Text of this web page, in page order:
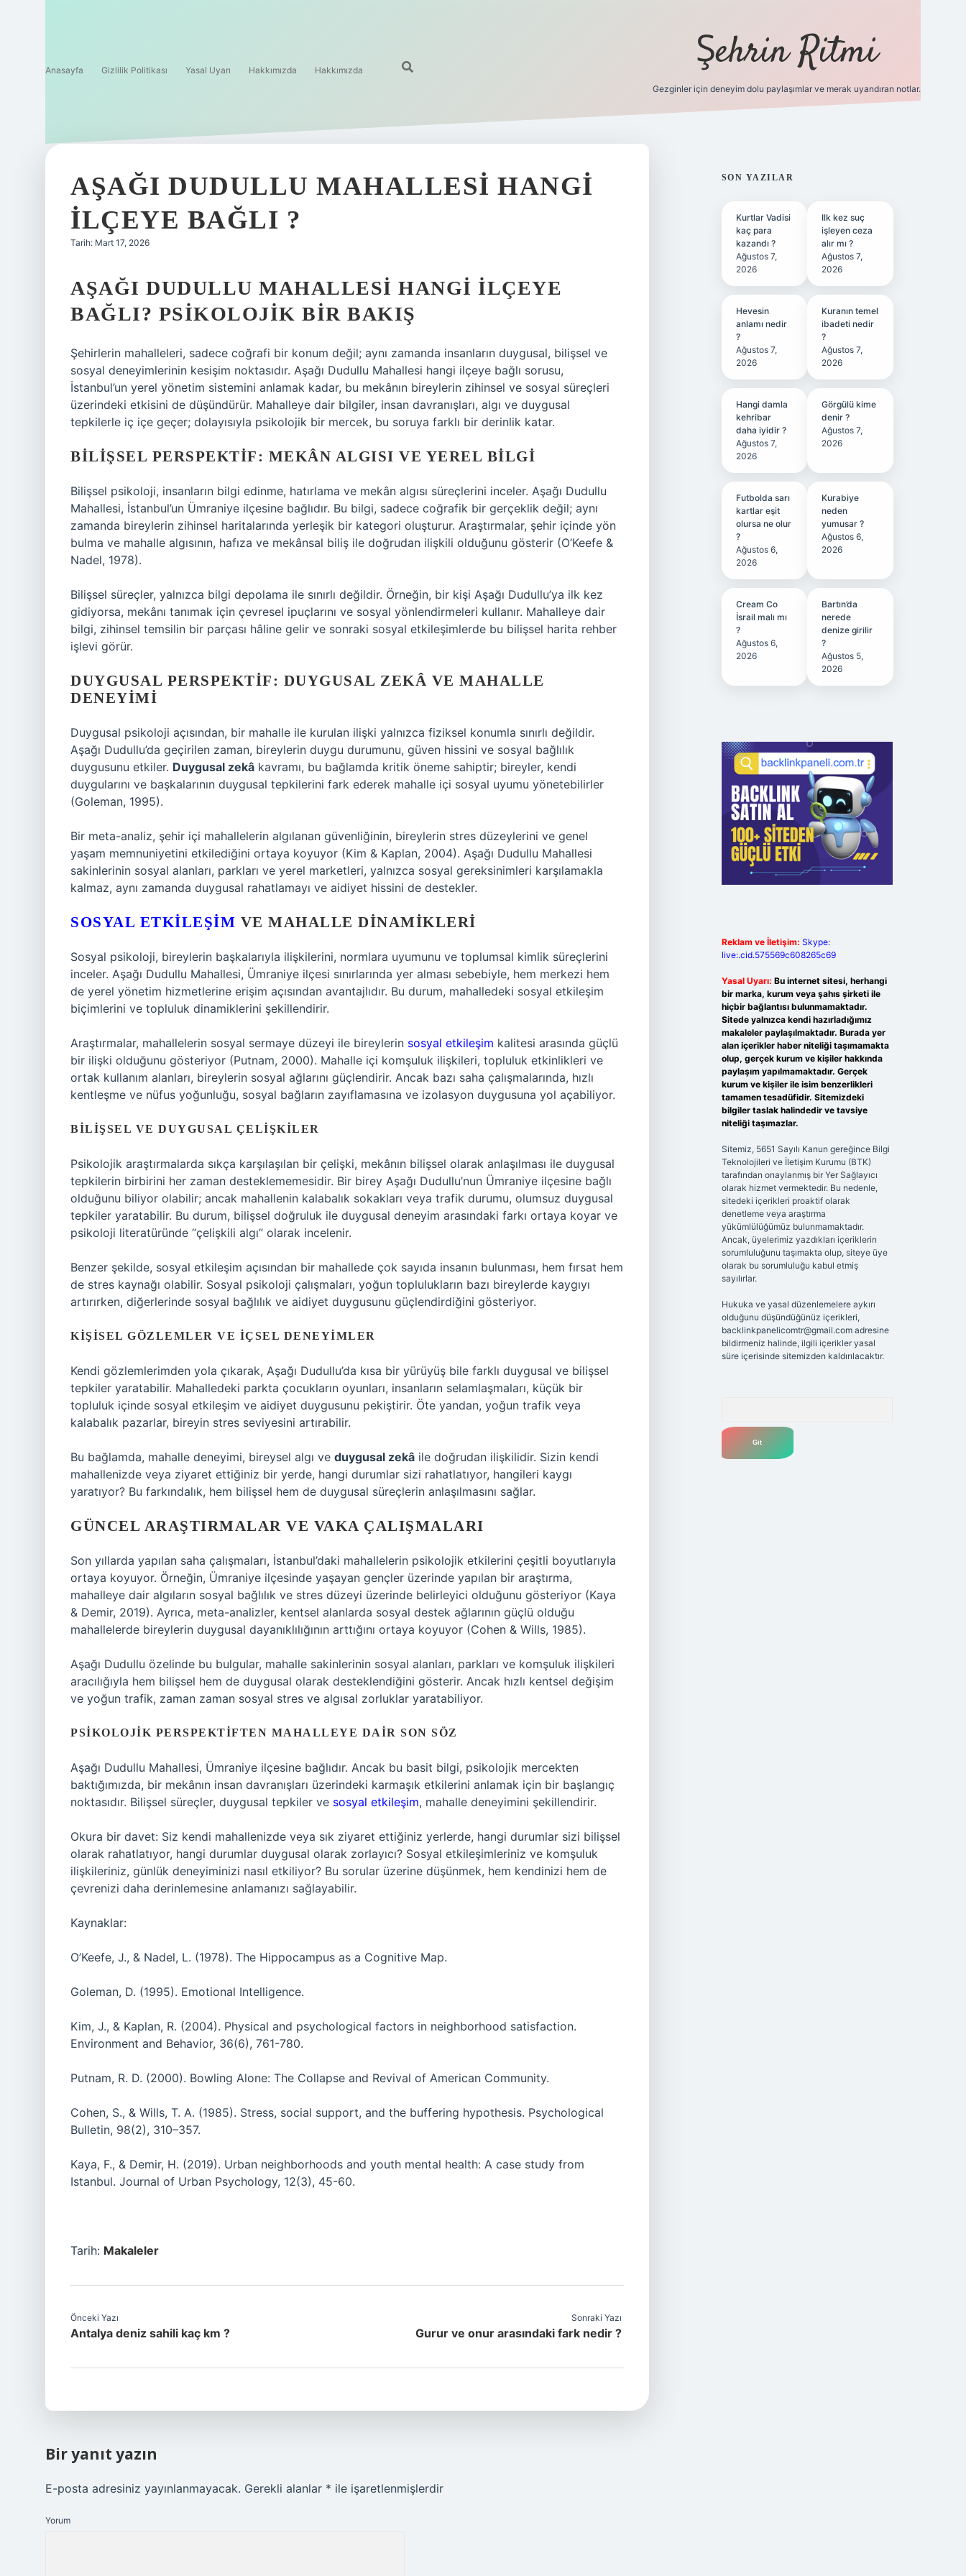
Anasayfa Gizlilik Politikası Yasal Uyarı Hakkımızda Hakkımızda Şehrin Ritmi
Gezginler için deneyim dolu paylaşımlar ve merak uyandıran notlar.
AŞAĞI DUDULLU MAHALLESI HANGI
ILÇEYE BAĞLI ?
Tarih: Mart 17, 2026
AŞAĞI DUDULLU MAHALLESI HANGI İLÇEYE
BAĞLI? PSIKOLOJIK BIR BAKIŞ
Şehirlerin mahalleleri, sadece coğrafi bir konum değil; aynı zamanda insanların duygusal, bilişsel ve
sosyal deneyimlerinin kesişim noktasıdır. Aşağı Dudullu Mahallesi hangi ilçeye bağlı sorusu,
İstanbul’un yerel yönetim sistemini anlamak kadar, bu mekânın bireylerin zihinsel ve sosyal süreçleri
üzerindeki etkisini de düşündürür. Mahalleye dair bilgiler, insan davranışları, algı ve duygusal
tepkilerle iç içe geçer; dolayısıyla psikolojik bir mercek, bu soruya farklı bir derinlik katar.
BILIŞSEL PERSPEKTIF: MEKÂN ALGISI VE YEREL BILGI
Bilişsel psikoloji, insanların bilgi edinme, hatırlama ve mekân algısı süreçlerini inceler. Aşağı Dudullu
Mahallesi, İstanbul’un Ümraniye ilçesine bağlıdır. Bu bilgi, sadece coğrafik bir gerçeklik değil; aynı
zamanda bireylerin zihinsel haritalarında yerleşik bir kategori oluşturur. Araştırmalar, şehir içinde yön
bulma ve mahalle algısının, hafıza ve mekânsal biliş ile doğrudan ilişkili olduğunu gösterir (O’Keefe &
Nadel, 1978).
Bilişsel süreçler, yalnızca bilgi depolama ile sınırlı değildir. Örneğin, bir kişi Aşağı Dudullu’ya ilk kez
gidiyorsa, mekânı tanımak için çevresel ipuçlarını ve sosyal yönlendirmeleri kullanır. Mahalleye dair
bilgi, zihinsel temsilin bir parçası hâline gelir ve sonraki sosyal etkileşimlerde bu bilişsel harita rehber
işlevi görür.
DUYGUSAL PERSPEKTIF: DUYGUSAL ZEKÂ VE MAHALLE
DENEYIMI
Duygusal psikoloji açısından, bir mahalle ile kurulan ilişki yalnızca fiziksel konumla sınırlı değildir.
Aşağı Dudullu’da geçirilen zaman, bireylerin duygu durumunu, güven hissini ve sosyal bağlılık
duygusunu etkiler. Duygusal zekâ kavramı, bu bağlamda kritik öneme sahiptir; bireyler, kendi
duygularını ve başkalarının duygusal tepkilerini fark ederek mahalle içi sosyal uyumu yönetebilirler
(Goleman, 1995).
Bir meta-analiz, şehir içi mahallelerin algılanan güvenliğinin, bireylerin stres düzeylerini ve genel
yaşam memnuniyetini etkilediğini ortaya koyuyor (Kim & Kaplan, 2004). Aşağı Dudullu Mahallesi
sakinlerinin sosyal alanları, parkları ve yerel marketleri, yalnızca sosyal gereksinimleri karşılamakla
kalmaz, aynı zamanda duygusal rahatlamayı ve aidiyet hissini de destekler.
SOSYAL ETKILEŞIM VE MAHALLE DINAMIKLERI
Sosyal psikoloji, bireylerin başkalarıyla ilişkilerini, normlara uyumunu ve toplumsal kimlik süreçlerini
inceler. Aşağı Dudullu Mahallesi, Ümraniye ilçesi sınırlarında yer alması sebebiyle, hem merkezi hem
de yerel yönetim hizmetlerine erişim açısından avantajlıdır. Bu durum, mahalledeki sosyal etkileşim
biçimlerini ve topluluk dinamiklerini şekillendirir.
Araştırmalar, mahallelerin sosyal sermaye düzeyi ile bireylerin sosyal etkileşim kalitesi arasında güçlü
bir ilişki olduğunu gösteriyor (Putnam, 2000). Mahalle içi komşuluk ilişkileri, topluluk etkinlikleri ve
ortak kullanım alanları, bireylerin sosyal ağlarını güçlendirir. Ancak bazı saha çalışmalarında, hızlı
kentleşme ve nüfus yoğunluğu, sosyal bağların zayıflamasına ve izolasyon duygusuna yol açabiliyor.
BILIŞSEL VE DUYGUSAL ÇELIŞKILER
Psikolojik araştırmalarda sıkça karşılaşılan bir çelişki, mekânın bilişsel olarak anlaşılması ile duygusal
tepkilerin birbirini her zaman desteklememesidir. Bir birey Aşağı Dudullu’nun Ümraniye ilçesine bağlı
olduğunu biliyor olabilir; ancak mahallenin kalabalık sokakları veya trafik durumu, olumsuz duygusal
tepkiler yaratabilir. Bu durum, bilişsel doğruluk ile duygusal deneyim arasındaki farkı ortaya koyar ve
psikoloji literatüründe “çelişkili algı” olarak incelenir.
Benzer şekilde, sosyal etkileşim açısından bir mahallede çok sayıda insanın bulunması, hem fırsat hem
de stres kaynağı olabilir. Sosyal psikoloji çalışmaları, yoğun toplulukların bazı bireylerde kaygıyı
artırırken, diğerlerinde sosyal bağlılık ve aidiyet duygusunu güçlendirdiğini gösteriyor.
KIŞISEL GÖZLEMLER VE İÇSEL DENEYIMLER
Kendi gözlemlerimden yola çıkarak, Aşağı Dudullu’da kısa bir yürüyüş bile farklı duygusal ve bilişsel
tepkiler yaratabilir. Mahalledeki parkta çocukların oyunları, insanların selamlaşmaları, küçük bir
topluluk içinde sosyal etkileşim ve aidiyet duygusunu pekiştirir. Öte yandan, yoğun trafik veya
kalabalık pazarlar, bireyin stres seviyesini artırabilir.
Bu bağlamda, mahalle deneyimi, bireysel algı ve duygusal zekâ ile doğrudan ilişkilidir. Sizin kendi
mahallenizde veya ziyaret ettiğiniz bir yerde, hangi durumlar sizi rahatlatıyor, hangileri kaygı
yaratıyor? Bu farkındalık, hem bilişsel hem de duygusal süreçlerin anlaşılmasını sağlar.
GÜNCEL ARAŞTIRMALAR VE VAKA ÇALIŞMALARI
Son yıllarda yapılan saha çalışmaları, İstanbul’daki mahallelerin psikolojik etkilerini çeşitli boyutlarıyla
ortaya koyuyor. Örneğin, Ümraniye ilçesinde yaşayan gençler üzerinde yapılan bir araştırma,
mahalleye dair algıların sosyal bağlılık ve stres düzeyi üzerinde belirleyici olduğunu gösteriyor (Kaya
& Demir, 2019). Ayrıca, meta-analizler, kentsel alanlarda sosyal destek ağlarının güçlü olduğu
mahallelerde bireylerin duygusal dayanıklılığının arttığını ortaya koyuyor (Cohen & Wills, 1985).
Aşağı Dudullu özelinde bu bulgular, mahalle sakinlerinin sosyal alanları, parkları ve komşuluk ilişkileri
aracılığıyla hem bilişsel hem de duygusal olarak desteklendiğini gösterir. Ancak hızlı kentsel değişim
ve yoğun trafik, zaman zaman sosyal stres ve algısal zorluklar yaratabiliyor.
PSIKOLOJIK PERSPEKTIFTEN MAHALLEYE DAIR SON SÖZ
Aşağı Dudullu Mahallesi, Ümraniye ilçesine bağlıdır. Ancak bu basit bilgi, psikolojik mercekten
baktığımızda, bir mekânın insan davranışları üzerindeki karmaşık etkilerini anlamak için bir başlangıç
noktasıdır. Bilişsel süreçler, duygusal tepkiler ve sosyal etkileşim, mahalle deneyimini şekillendirir.
Okura bir davet: Siz kendi mahallenizde veya sık ziyaret ettiğiniz yerlerde, hangi durumlar sizi bilişsel
olarak rahatlatıyor, hangi durumlar duygusal olarak zorlayıcı? Sosyal etkileşimleriniz ve komşuluk
ilişkileriniz, günlük deneyiminizi nasıl etkiliyor? Bu sorular üzerine düşünmek, hem kendinizi hem de
çevrenizi daha derinlemesine anlamanızı sağlayabilir.
Kaynaklar:
O’Keefe, J., & Nadel, L. (1978). The Hippocampus as a Cognitive Map.
Goleman, D. (1995). Emotional Intelligence.
Kim, J., & Kaplan, R. (2004). Physical and psychological factors in neighborhood satisfaction.
Environment and Behavior, 36(6), 761-780.
Putnam, R. D. (2000). Bowling Alone: The Collapse and Revival of American Community.
Cohen, S., & Wills, T. A. (1985). Stress, social support, and the buffering hypothesis. Psychological
Bulletin, 98(2), 310–357.
Kaya, F., & Demir, H. (2019). Urban neighborhoods and youth mental health: A case study from
Istanbul. Journal of Urban Psychology, 12(3), 45-60.
Tarih: Makaleler
Önceki Yazı
Antalya deniz sahili kaç km ?
Sonraki Yazı
Gurur ve onur arasındaki fark nedir ?
Bir yanıt yazın
E-posta adresiniz yayınlanmayacak. Gerekli alanlar * ile işaretlenmişlerdir
Yorum
SIDEBAR
SON YAZILAR
Kurtlar Vadisi
kaç para
kazandı ?
Ağustos 7,
2026
Ilk kez suç
işleyen ceza
alır mı ?
Ağustos 7,
2026
Hevesin
anlamı nedir
?
Ağustos 7,
2026
Kuranın temel
ibadeti nedir
?
Ağustos 7,
2026
Hangi damla
kehribar
daha iyidir ?
Ağustos 7,
2026
Görgülü kime
denir ?
Ağustos 7,
2026
Futbolda sarı
kartlar eşit
olursa ne olur
?
Ağustos 6,
2026
Kurabiye
neden
yumusar ?
Ağustos 6,
2026
Cream Co
İsrail malı mı
?
Ağustos 6,
2026
Bartın’da
nerede
denize girilir
?
Ağustos 5,
2026
Reklam ve İletişim: Skype:
live:.cid.575569c608265c69
Yasal Uyarı: Bu internet sitesi, herhangi
bir marka, kurum veya şahıs şirketi ile
hiçbir bağlantısı bulunmamaktadır.
Sitede yalnızca kendi hazırladığımız
makaleler paylaşılmaktadır. Burada yer
alan içerikler haber niteliği taşımamakta
olup, gerçek kurum ve kişiler hakkında
paylaşım yapılmamaktadır. Gerçek
kurum ve kişiler ile isim benzerlikleri
tamamen tesadüfidir. Sitemizdeki
bilgiler taslak halindedir ve tavsiye
niteliği taşımazlar.
Sitemiz, 5651 Sayılı Kanun gereğince Bilgi
Teknolojileri ve İletişim Kurumu (BTK)
tarafından onaylanmış bir Yer Sağlayıcı
olarak hizmet vermektedir. Bu nedenle,
sitedeki içerikleri proaktif olarak
denetleme veya araştırma
yükümlülüğümüz bulunmamaktadır.
Ancak, üyelerimiz yazdıkları içeriklerin
sorumluluğunu taşımakta olup, siteye üye
olarak bu sorumluluğu kabul etmiş
sayılırlar.
Hukuka ve yasal düzenlemelere aykırı
olduğunu düşündüğünüz içerikleri,
backlinkpanelicomtr@gmail.comadresine
bildirmeniz halinde, ilgili içerikler yasal
süre içerisinde sitemizden kaldırılacaktır.